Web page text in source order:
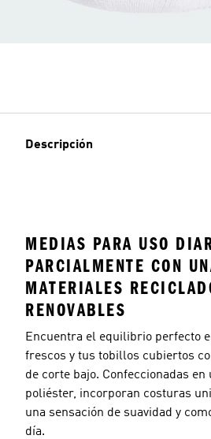
Descripción
MEDIAS PARA USO
PARCIALMENTE CON
MATERIALES
RENOVABLES
Encuentra el equilibrio perfecto
frescos y tus tobillos cubiertos
de corte bajo. Confeccionadas
poliéster, incorporan costuras
una sensación de suavidad y
día.